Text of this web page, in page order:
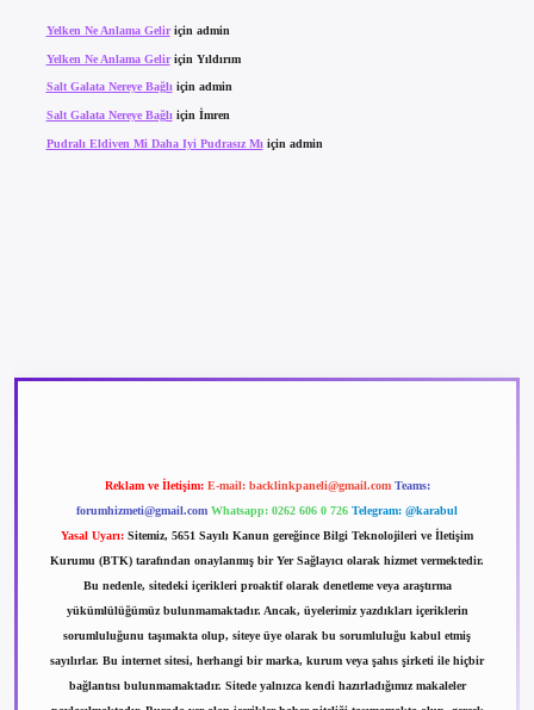
Yelken Ne Anlama Geliriçin admin
Yelken Ne Anlama Geliriçin Yıldırım
Salt Galata Nereye Bağlıiçin admin
Salt Galata Nereye Bağlı için İmren
Pudralı Eldiven Mi Daha Iyi Pudrasız Mı için admin
Reklam ve İletişim: E-mail: backlinkpaneli@gmail.com Teams:
forumhizmeti@gmail.com Whatsapp: 0262 606 0 726 Telegram: @karabul
Yasal Uyarı: Sitemiz, 5651 Sayılı Kanun gereğince Bilgi Teknolojileri ve İletişim
Kurumu (BTK) tarafından onaylanmış bir Yer Sağlayıcı olarak hizmet vermektedir.
Bu nedenle, sitedeki içerikleri proaktif olarak denetleme veya araştırma
yükümlülüğümüz bulunmamaktadır. Ancak, üyelerimiz yazdıkları içeriklerin
sorumluluğunu taşımakta olup, siteye üye olarak bu sorumluluğu kabul etmiş
sayılırlar. Bu internet sitesi, herhangi bir marka, kurum veya şahıs şirketi ile hiçbir
bağlantısı bulunmamaktadır. Sitede yalnızca kendi hazırladığımız makaleler